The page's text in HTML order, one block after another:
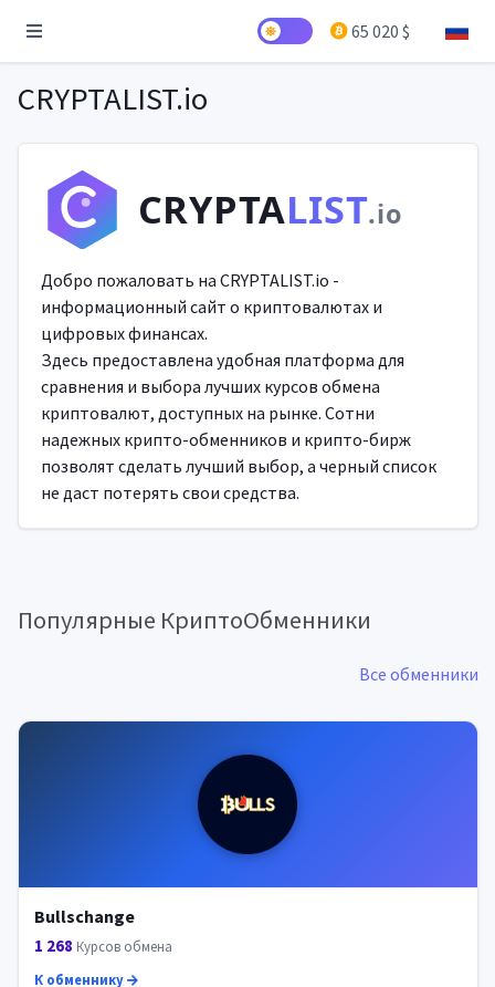
65 020 $
CRYPTALIST.io
CRYPTALIST.io
Добро пожаловать на CRYPTALIST.io -
информационный сайт о криптовалютах и
цифровых финансах.
Здесь предоставлена удобная платформа для
сравнения и выбора лучших курсов обмена
криптовалют, доступных на рынке. Сотни
надежных крипто-обменников и крипто-бирж
позволят сделать лучший выбор, а черный список
не даст потерять свои средства.
Популярные КриптоОбменники
Все обменники
Bullschange
1 268 Курсов обмена
К обменнику